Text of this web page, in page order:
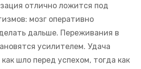
отлично ложится под
мозг оперативно
дальше. Переживания в
усилителем. Удача
шло перед успехом, тогда как